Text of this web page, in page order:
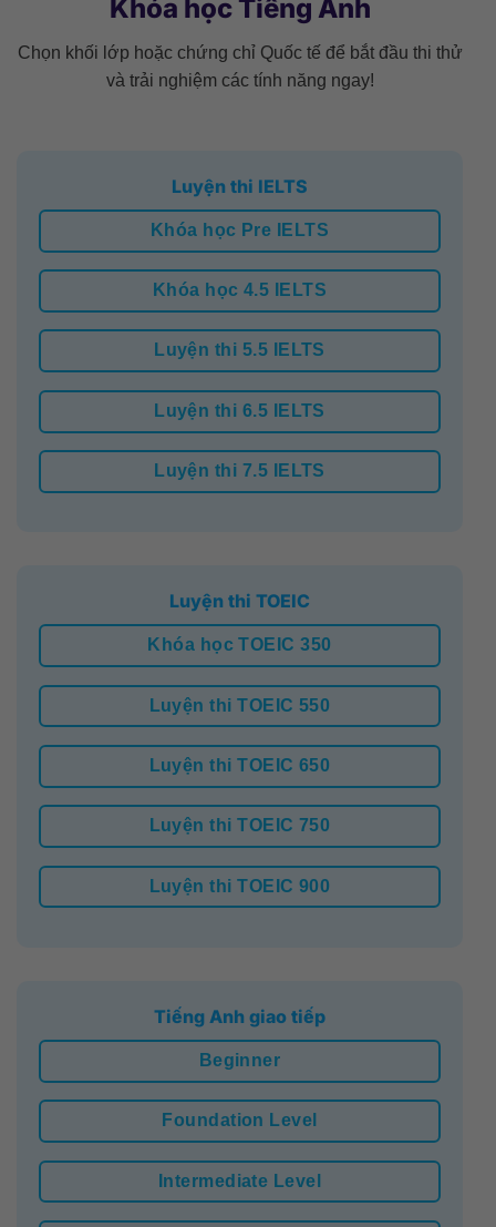
Khóa học Tiếng Anh
Chọn khối lớp hoặc chứng chỉ Quốc tế để bắt đầu thi thử
và trải nghiệm các tính năng ngay!
Luyện thi IELTS
Khóa học Pre IELTS
Khóa học 4.5 IELTS
Luyện thi 5.5 IELTS
Luyện thi 6.5 IELTS
Luyện thi 7.5 IELTS
Luyện thi TOEIC
Khóa học TOEIC 350
Luyện thi TOEIC 550
Luyện thi TOEIC 650
Luyện thi TOEIC 750
Luyện thi TOEIC 900
Tiếng Anh giao tiếp
Beginner
Foundation Level
Intermediate Level